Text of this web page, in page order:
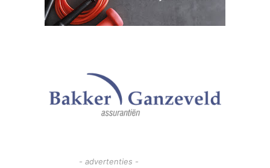
- advertenties -